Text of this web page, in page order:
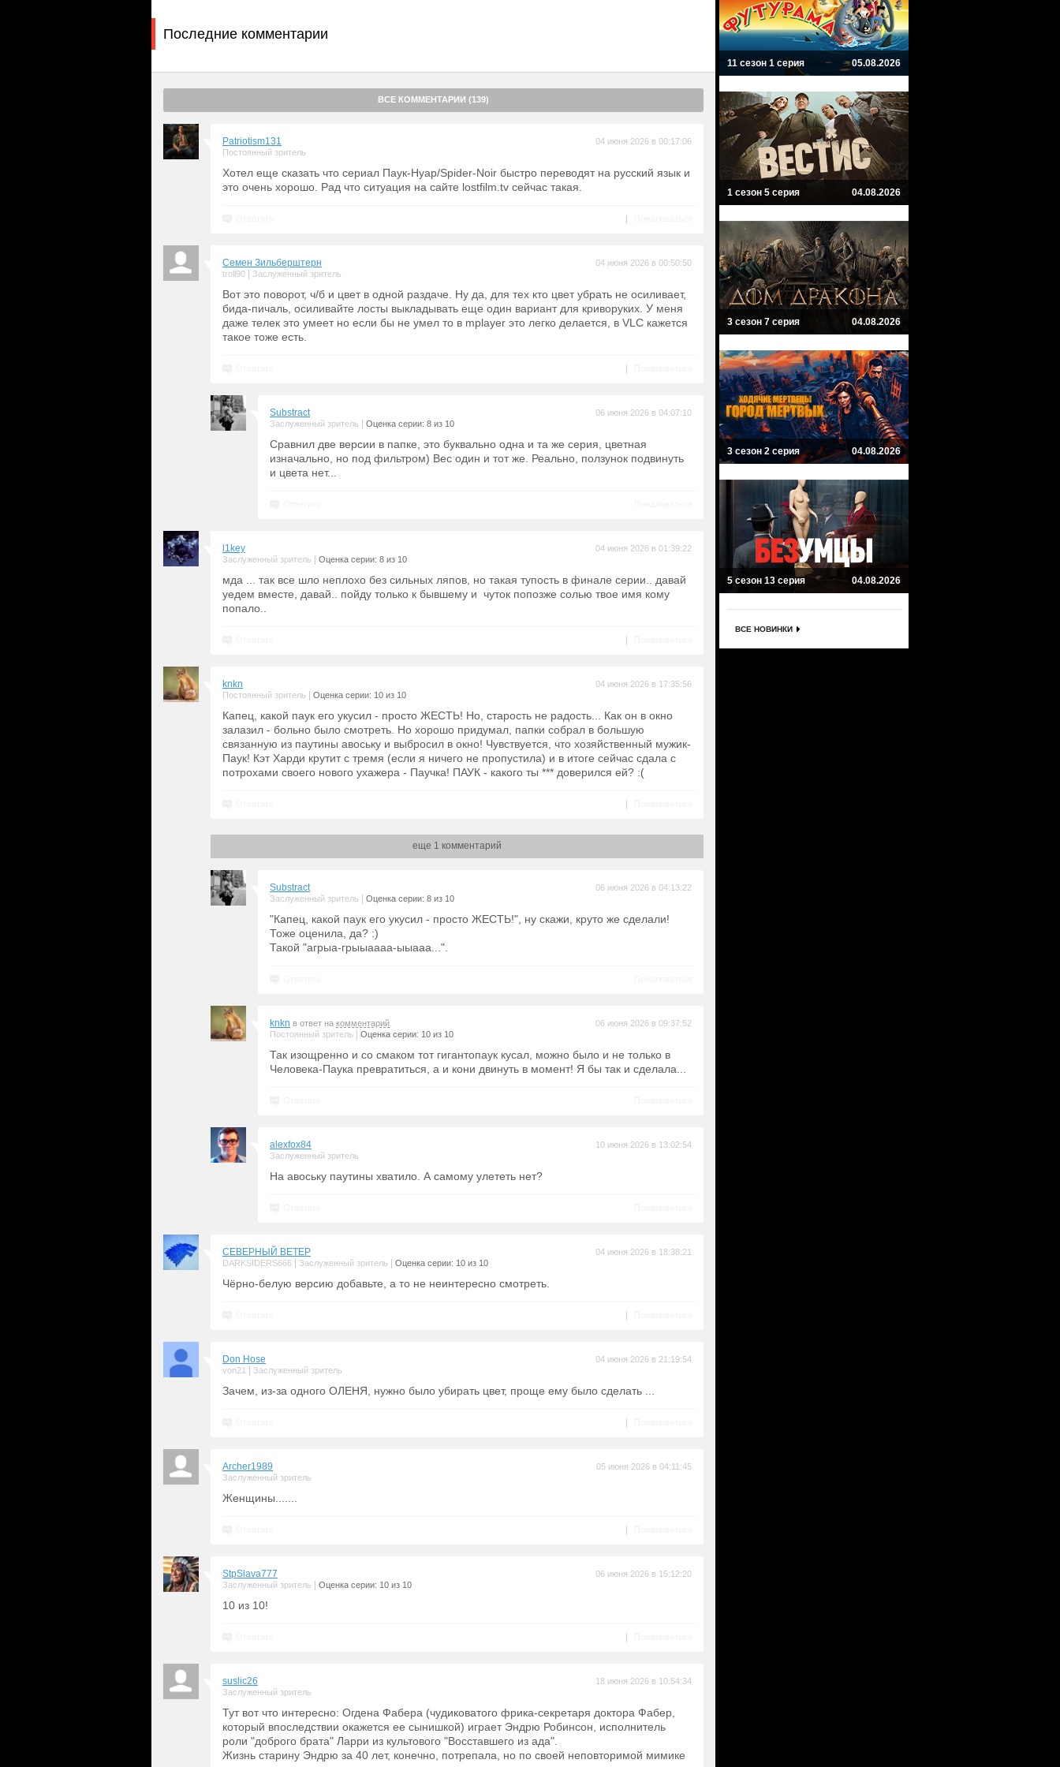
Последние комментарии
ВСЕ КОММЕНТАРИИ (139)
Patriotism131
Постоянный зритель
04 июня 2026 в 00:17:06
Хотел еще сказать что сериал Паук-Нуар/Spider-Noir быстро переводят на русский язык и
это очень хорошо. Рад что ситуация на сайте lostfilm.tv сейчас такая.
|
Семен Зильберштерн
troll90 Заслуженный зритель
04 июня 2026 в 00:50:50
Вот это поворот, ч/б и цвет в одной раздаче. Ну да, для тех кто цвет убрать не осиливает,
бида-пичаль, осиливайте лосты выкладывать еще один вариант для криворуких. У меня
даже телек это умеет но если бы не умел то в mplayer это легко делается, в VLC кажется
такое тоже есть.
|
Substract
Заслуженный зритель Оценка серии: 8 из 10
06 июня 2026 в 04:07:10
Сравнил две версии в папке, это буквально одна и та же серия, цветная
изначально, но под фильтром) Вес один и тот же. Реально, ползунок подвинуть
и цвета нет...
l1key
Заслуженный зритель Оценка серии: 8 из 10
04 июня 2026 в 01:39:22
мда ... так все шло неплохо без сильных ляпов, но такая тупость в финале серии.. давай
уедем вместе, давай.. пойду только к бывшему и чуток попозже солью твое имя кому
попало..
|
knkn
Постоянный зритель Оценка серии: 10 из 10
04 июня 2026 в 17:35:56
Капец, какой паук его укусил - просто ЖЕСТЬ! Но, старость не радость... Как он в окно
залазил - больно было смотреть. Но хорошо придумал, папки собрал в большую
связанную из паутины авоську и выбросил в окно! Чувствуется, что хозяйственный мужик-
Паук! Кэт Харди крутит с тремя (если я ничего не пропустила) и в итоге сейчас сдала с
потрохами своего нового ухажера - Паучка! ПАУК - какого ты *** доверился ей? :(
|
еще 1 комментарий
Substract
Заслуженный зритель Оценка серии: 8 из 10
06 июня 2026 в 04:13:22
"Капец, какой паук его укусил - просто ЖЕСТЬ!", ну скажи, круто же сделали!
Тоже оценила, да? :)
Такой "агрыа-грыыаааа-ыыааа...".
knkn в ответ на комментарий
Постоянный зритель
Оценка серии: 10 из 10
06 июня 2026 в 09:37:52
Так изощренно и со смаком тот гигантопаук кусал, можно было и не только в
Человека-Паука превратиться, а и кони двинуть в момент! Я бы так и сделала...
alexfox84
Заслуженный зритель
10 июня 2026 в 13:02:54
На авоську паутины хватило. А самому улететь нет?
СЕВЕРНЫЙ ВЕТЕР
DARKSIDERS666 Заслуженный зритель Оценка серии: 10 из 10
04 июня 2026 в 18:38:21
Чёрно-белую версию добавьте, а то не неинтересно смотреть.
|
Don Hose
von21 Заслуженный зритель
04 июня 2026 в 21:19:54
Зачем, из-за одного ОЛЕНЯ, нужно было убирать цвет, проще ему было сделать ...
|
Archer1989
Заслуженный зритель
05 июня 2026 в 04:11:45
Женщины.......
|
StpSlava777
Заслуженный зритель Оценка серии: 10 из 10
06 июня 2026 в 15:12:20
10 из 10!
|
suslic26
Заслуженный зритель
18 июня 2026 в 10:54:34
Тут вот что интересно: Огдена Фабера (чудиковатого фрика-секретаря доктора Фабер,
который впоследствии окажется ее сынишкой) играет Эндрю Робинсон, исполнитель
роли "доброго брата" Ларри из культового "Восставшего из ада".
Жизнь старину Эндрю за 40 лет, конечно, потрепала, но по своей неповторимой мимике
11 сезон 1 серия 05.08.2026
1 сезон 5 серия 04.08.2026
3 сезон 7 серия 04.08.2026
3 сезон 2 серия 04.08.2026
5 сезон 13 серия 04.08.2026
ВСЕ НОВИНКИ